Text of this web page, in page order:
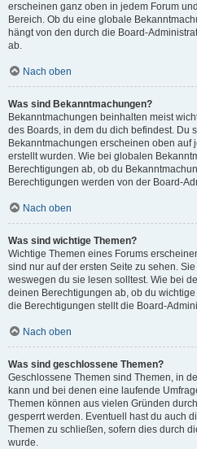
erscheinen ganz oben in jedem Forum
Bereich. Ob du eine globale
hängt von den durch die Board-
ab.
Nach oben
Was sind Bekanntmachungen?
Bekanntmachungen beinhalten meist
des Boards, in dem du dich befindest. Du
Bekanntmachungen erscheinen oben auf
erstellt wurden. Wie bei globalen
Berechtigungen ab, ob du
Berechtigungen werden von der Board-
Nach oben
Was sind wichtige Themen?
Wichtige Themen eines Forums
sind nur auf der ersten Seite zu sehen.
weswegen du sie lesen solltest. Wie bei
deinen Berechtigungen ab, ob du
die Berechtigungen stellt die Board-
Nach oben
Was sind geschlossene Themen?
Geschlossene Themen sind Themen, in
kann und bei denen eine laufende
Themen können aus vielen Gründen
gesperrt werden. Eventuell hast du auch
Themen zu schließen, sofern dies durch
wurde.